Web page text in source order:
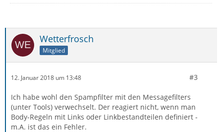
Wetterfrosch
Mitglied
12. Januar 2018 um 13:48 #3
Ich habe wohl den Spampfilter mit den Messagefilters
(unter Tools) verwechselt. Der reagiert nicht, wenn man
Body-Regeln mit Links oder Linkbestandteilen definiert -
m.A. ist das ein Fehler.